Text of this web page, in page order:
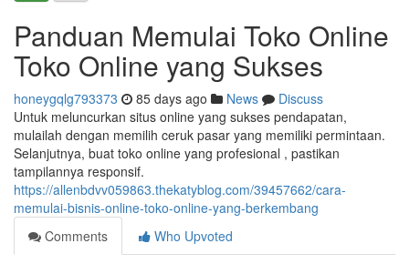
Panduan Memulai Toko Online
Toko Online yang Sukses
honeygqlg793373 85 days ago News
Discuss
Untuk meluncurkan situs online yang sukses pendapatan,
mulailah dengan memilih ceruk pasar yang memiliki permintaan.
Selanjutnya, buat toko online yang profesional , pastikan
tampilannya responsif.
https://allenbdvv059863.thekatyblog.com/39457662/cara-
memulai-bisnis-online-toko-online-yang-berkembang
Comments
Who Upvoted